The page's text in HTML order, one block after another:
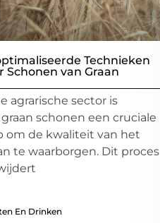
Technieken
Schonen van Graan
agrarische sector is
schonen een cruciale
om de kwaliteit van het
te waarborgen. Dit proces
En Drinken